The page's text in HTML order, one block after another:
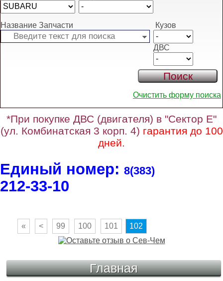
Название Запчасти Кузов
ДВС
Очистить форму поиска
*При покупке ДВС (двигателя) в "Сектор Е"
(ул. Комбинатская 3 корп. 4) гарантия до 100
дней.
Единый номер: 8(383)
212‑33‑10
« < 99 100 101 102
Главная